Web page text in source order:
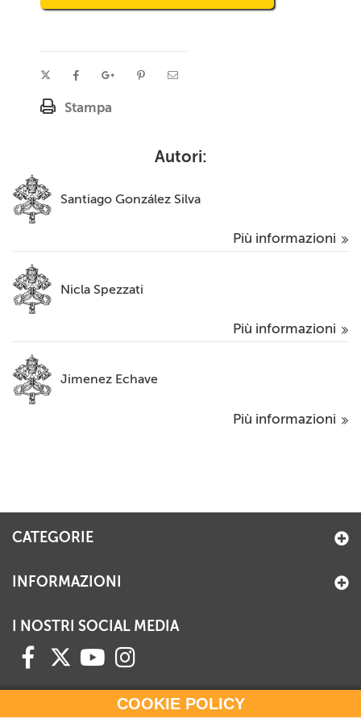
Stampa
Autori:
Santiago González Silva
Più informazioni
Nicla Spezzati
Più informazioni
Jimenez Echave
Più informazioni
COOKIE POLICY
CATEGORIE
INFORMAZIONI
I NOSTRI SOCIAL MEDIA
HAI BISOGNO DI INFORMAZIONI?